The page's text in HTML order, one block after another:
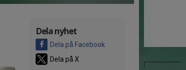
Dela nyhet
Dela på Facebook
Dela på X